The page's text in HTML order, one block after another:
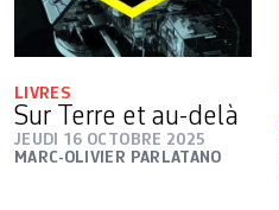
LIVRES
Sur Terre et au-delà
JEUDI 16 OCTOBRE 2025
MARC-OLIVIER PARLATANO